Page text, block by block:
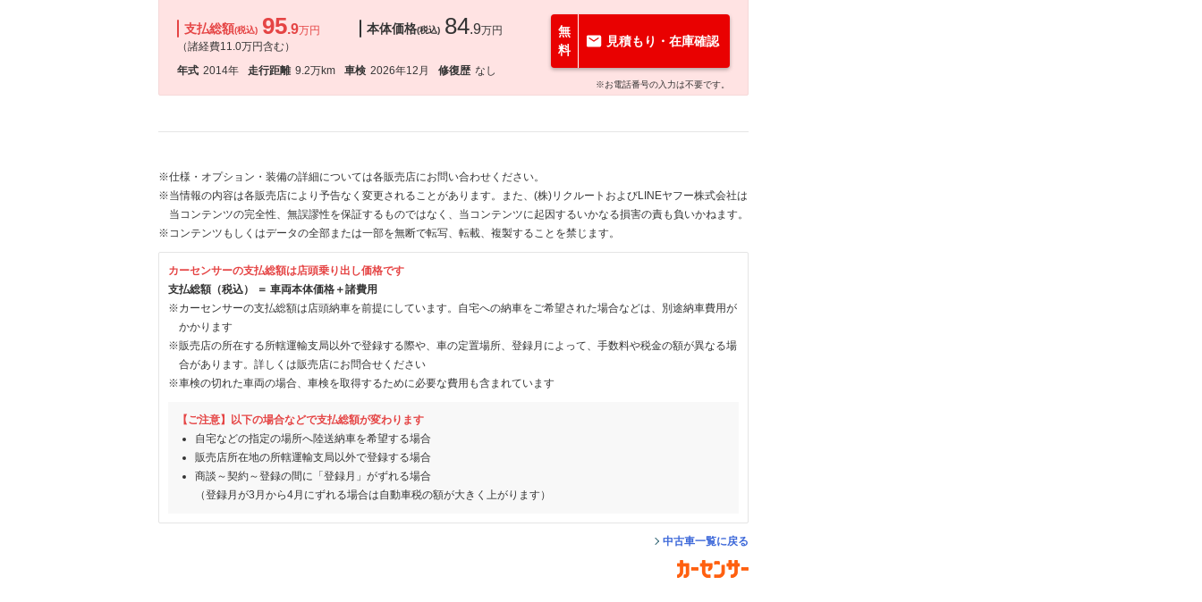
支払総額(税込) 95.9万円
（諸経費11.0万円含む）
本体価格(税込) 84.9万円
年式 2014年 走行距離 9.2万km 車検 2026年12月 修復歴 なし
無
料
見積もり・在庫確認
※お電話番号の入力は不要です。
※仕様・オプション・装備の詳細については各販売店にお問い合わせください。
※当情報の内容は各販売店により予告なく変更されることがあります。また、(株)リクルートおよびLINEヤフー株式会社は
当コンテンツの完全性、無誤謬性を保証するものではなく、当コンテンツに起因するいかなる損害の責も負いかねます。
※コンテンツもしくはデータの全部または一部を無断で転写、転載、複製することを禁じます。
カーセンサーの支払総額は店頭乗り出し価格です
支払総額（税込） ＝ 車両本体価格＋諸費用
※カーセンサーの支払総額は店頭納車を前提にしています。自宅への納車をご希望された場合などは、別途納車費用が
かかります
※販売店の所在する所轄運輸支局以外で登録する際や、車の定置場所、登録月によって、手数料や税金の額が異なる場
合があります。詳しくは販売店にお問合せください
※車検の切れた車両の場合、車検を取得するために必要な費用も含まれています
【ご注意】以下の場合などで支払総額が変わります
自宅などの指定の場所へ陸送納車を希望する場合
販売店所在地の所轄運輸支局以外で登録する場合
商談～契約～登録の間に「登録月」がずれる場合
（登録月が3月から4月にずれる場合は自動車税の額が大きく上がります）
中古車一覧に戻る